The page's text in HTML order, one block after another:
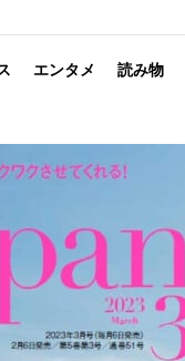
エンタメ 読み物